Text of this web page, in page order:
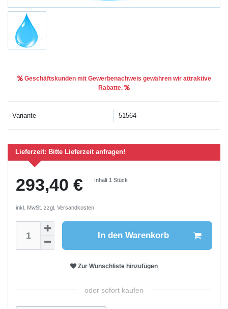
Geschäftskunden mit Gewerbenachweis gewähren wir attraktive
Rabatte.
Variante 51564
Lieferzeit: Bitte Lieferzeit anfragen!
293,40 € Inhalt 1Stück
inkl. MwSt. zzgl. Versandkosten
In den Warenkorb
Zur Wunschliste hinzufügen
oder sofort kaufen